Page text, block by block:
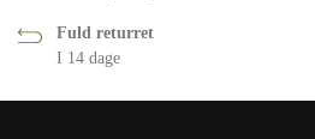
Fuld returret
I 14 dage